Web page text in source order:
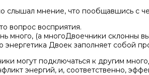
слышал мнение, что пообщавшись с
вопрос восприятия.
много, (а многоДвоечники склонны
энергетика Двоек заполняет собой
могут подключаться к другим
энергий, и, соответственно,